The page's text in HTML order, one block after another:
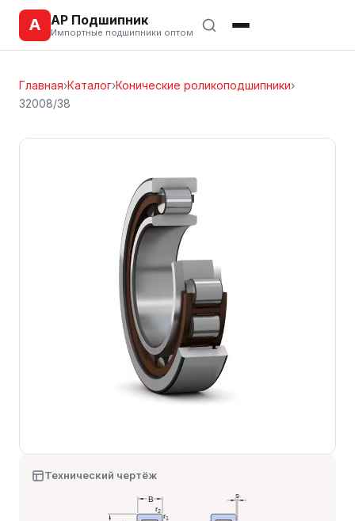
А АР Подшипник
Импортные подшипники оптом
Главная›Каталог›Конические роликоподшипники›
32008/38
Технический чертёж